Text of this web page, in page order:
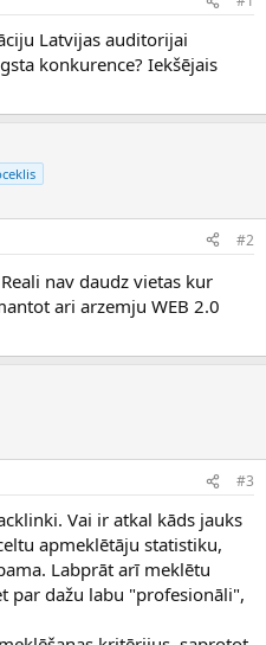
Latvijas auditorijai
konkurence? Iekšējais
#2
Reali nav daudz vietas kur
ari arzemju WEB 2.0
#3
Vai ir atkal kāds jauks
apmeklētāju statistiku,
Labprāt arī meklētu
par dažu labu "profesionāli",